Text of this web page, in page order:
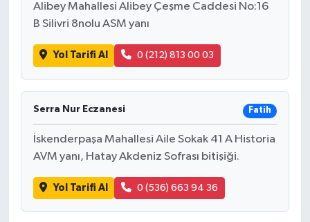
Alibey Mahallesi Alibey Çeşme Caddesi No:16
B Silivri 8nolu ASM yanı
Yol Tarifi Al 0 (212) 813 00 03
Serra Nur Eczanesi Fatih
İskenderpaşa Mahallesi Aile Sokak 41 A Historia
AVM yanı, Hatay Akdeniz Sofrası bitişiği.
Yol Tarifi Al 0 (536) 663 94 36